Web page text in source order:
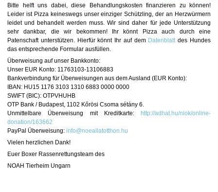
Bitte helft uns dabei, diese Behandlungskosten finanzieren zu können!
Leider ist Pizza keineswegs unser einziger Schützling, der an Herzwürmern
leidet und behandelt werden muss. Wir sind daher für jede Unterstützung
sehr dankbar, die wir bekommen! Ihr könnt Pizza auch durch eine
Patenschaft unterstützen. Hierfür könnt Ihr auf dem Datenblattdes Hundes
das entsprechende Formular ausfüllen.
Überweisung auf unser Bankkonto:
Unser EUR Konto: 11763103-13106883
Bankverbindung für Überweisungen aus dem Ausland (EUR Konto):
IBAN: HU15 1176 3103 1310 6883 0000 0000
SWIFT (BIC): OTPVHUHB
OTP Bank / Budapest, 1102 Kőrösi Csoma sétány 6.
Unmittelbare Überweisung mit Kreditkarte:
http://adhat.hu/niok/online-
donation/163662
PayPal Überweisung: info@noeallatotthon.hu
Vielen herzlichen Dank!
Euer Boxer Rassenrettungsteam des
NOAH Tierheim Ungarn